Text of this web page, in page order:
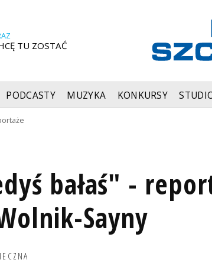
TU ZOSTAĆ
PODCASTY MUZYKA KONKURSY
bałaś" -
Sayny